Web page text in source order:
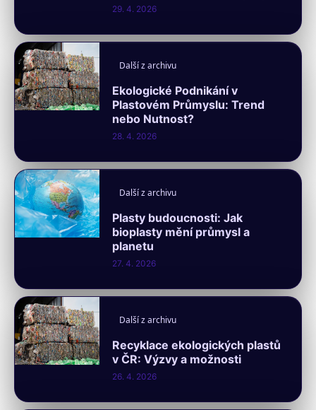
29. 4. 2026
Další z archivu
Ekologické Podnikání v
Plastovém Průmyslu: Trend
nebo Nutnost?
28. 4. 2026
Další z archivu
Plasty budoucnosti: Jak
bioplasty mění průmysl a
planetu
27. 4. 2026
Další z archivu
Recyklace ekologických plastů
v ČR: Výzvy a možnosti
26. 4. 2026